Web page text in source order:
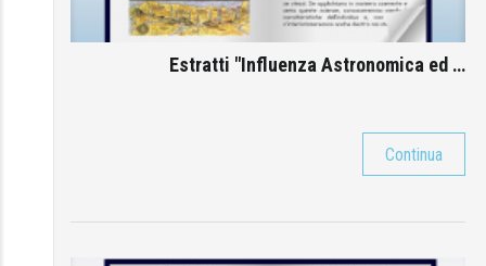
Estratti "Influenza Astronomica ed …
Continua